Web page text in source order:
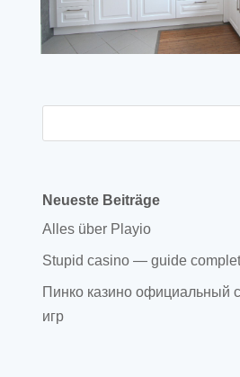
Neueste Beiträge
Alles über Playio
Stupid casino — guide complet
Пинко казино официальный
игр